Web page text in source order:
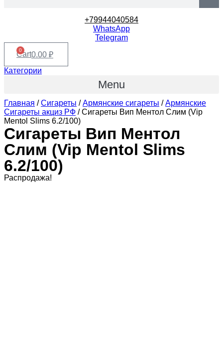
+79944040584
WhatsApp
Telegram
0.00 ₽
0
Cart
Категории
Menu
Главная /Сигареты /Армянские сигареты /Армянские
Сигареты акциз РФ / Сигареты Вип Ментол Слим (Vip
Mentol Slims 6.2/100)
Сигареты Вип Ментол
Слим (Vip Mentol Slims
6.2/100)
Распродажа!